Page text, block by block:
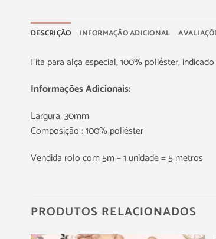
DESCRIÇÃO INFORMAÇÃO ADICIONAL
Fita para alça especial, 100% poliéster,
Informações Adicionais:
Largura: 30mm
Composição : 100% poliéster
Vendida rolo com 5m – 1 unidade = 5 metros
PRODUTOS RELACIONADOS